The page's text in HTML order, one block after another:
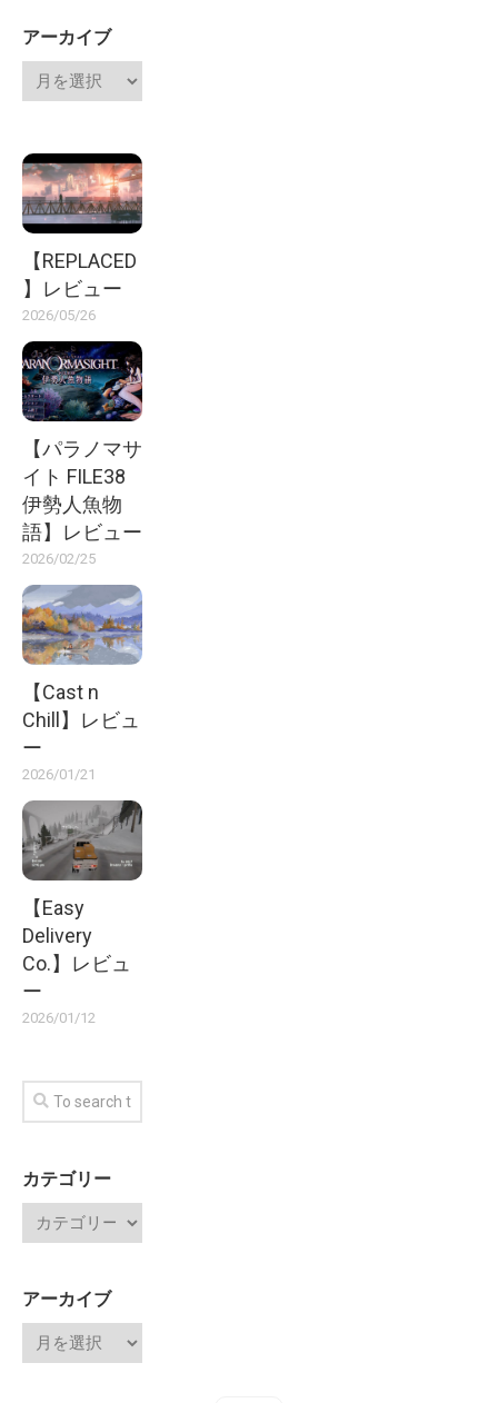
アーカイブ
【REPLACED
】レビュー
2026/05/26
【パラノマサ
イト FILE38
伊勢人魚物
語】レビュー
2026/02/25
【Cast n
Chill】レビュ
ー
2026/01/21
【Easy
Delivery
Co.】レビュ
ー
2026/01/12
カテゴリー
アーカイブ